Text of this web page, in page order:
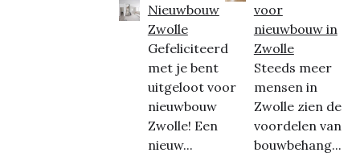
Nieuwbouw
Zwolle
Gefeliciteerd
met je bent
uitgeloot voor
nieuwbouw
Zwolle! Een
nieuw...
voor
nieuwbouw in
Zwolle
Steeds meer
mensen in
Zwolle zien de
voordelen van
bouwbehang...